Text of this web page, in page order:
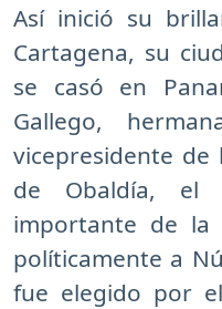
Así inició su
Cartagena, su
se casó en
Gallego,
vicepresidente de
de Obaldía, el
importante de la
políticamente a
fue elegido por